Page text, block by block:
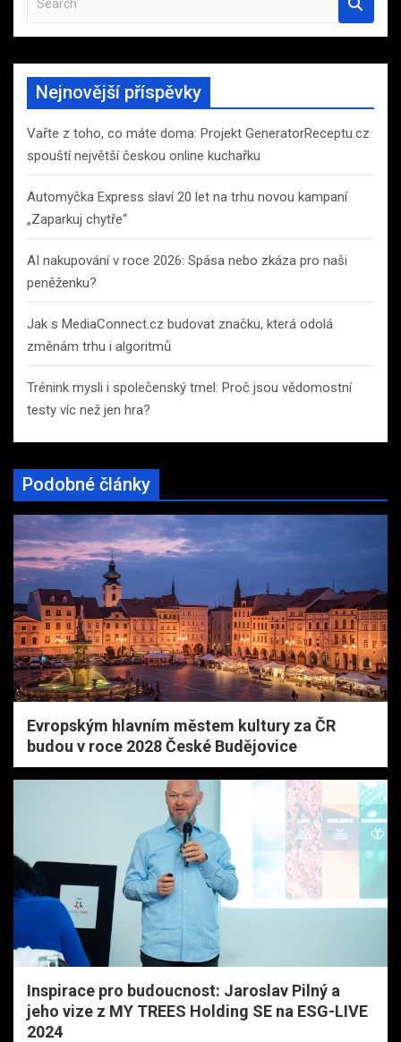
a
r
h
Nejnovější příspěvky
Vařte z toho, co máte doma: Projekt GeneratorReceptu.cz
spouští největší českou online kuchařku
Automyčka Express slaví 20 let na trhu novou kampaní
„Zaparkuj chytře“
AI nakupování v roce 2026: Spása nebo zkáza pro naši
peněženku?
Jak s MediaConnect.cz budovat značku, která odolá
změnám trhu i algoritmů
Trénink mysli i společenský tmel: Proč jsou vědomostní
testy víc než jen hra?
Podobné články
Evropským hlavním městem kultury za ČR
budou v roce 2028 České Budějovice
Inspirace pro budoucnost: Jaroslav Pilný a
jeho vize z MY TREES Holding SE na ESG-LIVE
2024